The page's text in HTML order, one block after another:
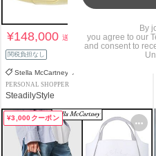
¥148,000送料込
関税負担なし
Stella McCartney
PERSONAL SHOPPER
SteadilyStyle
¥3,000クーポン